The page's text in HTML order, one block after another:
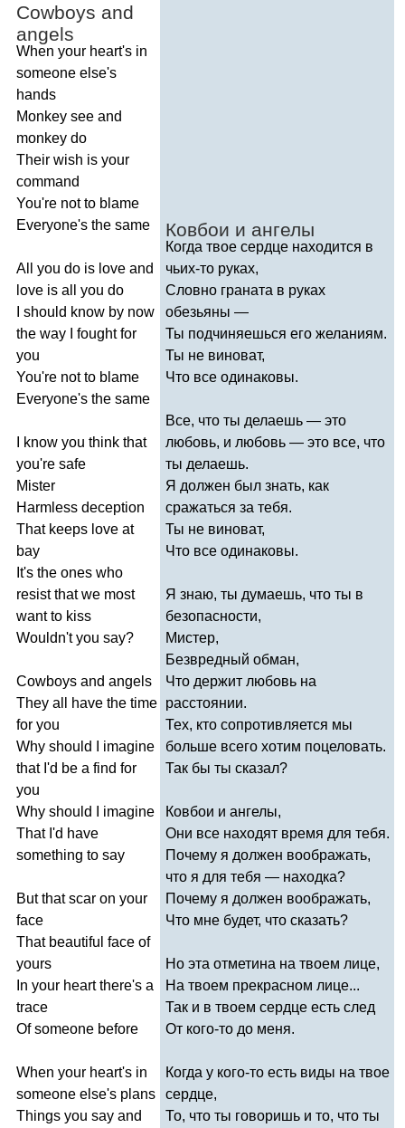
Cowboys and
angels
When your heart's in
someone else's
hands
Monkey see and
monkey do
Their wish is your
command
You're not to blame
Everyone's the same
All you do is love and
love is all you do
should know by now
the way fought for
you
You're not to blame
Everyone's the same
know you think that
you're safe
Mister
Harmless deception
That keeps love at
bay
It's the ones who
resist that we most
want to kiss
Wouldn't you say?
Cowboys and angels
They all have the time
for you
Why should
imagine
that I'd be a find for
you
Why should
imagine
That I'd have
something to say
But that scar on your
face
That beautiful face of
yours
In your heart there's a
trace
Of someone before
When your heart's in
someone else's plans
Things you say and
Ковбои и ангелы
Когда твое сердце находится в
чьих-то руках,
Словно граната в руках
обезьяны —
Ты подчиняешься его желаниям.
Ты не виноват,
Что все одинаковы.
Все, что ты делаешь — это
любовь, и любовь — это все, что
ты делаешь.
Я должен был знать, как
сражаться за тебя.
Ты не виноват,
Что все одинаковы.
Я знаю, ты думаешь, что ты в
безопасности,
Мистер,
Безвредный обман,
Что держит любовь на
расстоянии.
Тех, кто сопротивляется мы
больше всего хотим поцеловать.
Так бы ты сказал?
Ковбои и ангелы,
Они все находят время для тебя.
Почему я должен воображать,
что я для тебя — находка?
Почему я должен воображать,
Что мне будет, что сказать?
Но эта отметина на твоем лице,
На твоем прекрасном лице...
Так и в твоем сердце есть след
От кого-то до меня.
Когда у кого-то есть виды на твое
сердце,
То, что ты говоришь и то, что ты